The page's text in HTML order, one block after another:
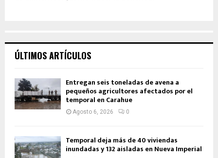
ÚLTIMOS ARTÍCULOS
Entregan seis toneladas de avena a
pequeños agricultores afectados por el
temporal en Carahue
Agosto 6, 2026 0
Temporal deja más de 40 viviendas
inundadas y 132 aisladas en Nueva Imperial